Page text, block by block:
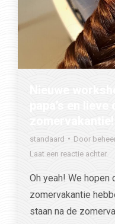
standaard Door
Laat een reactie achter
Oh yeah! We hopen
zomervakantie
staan na de